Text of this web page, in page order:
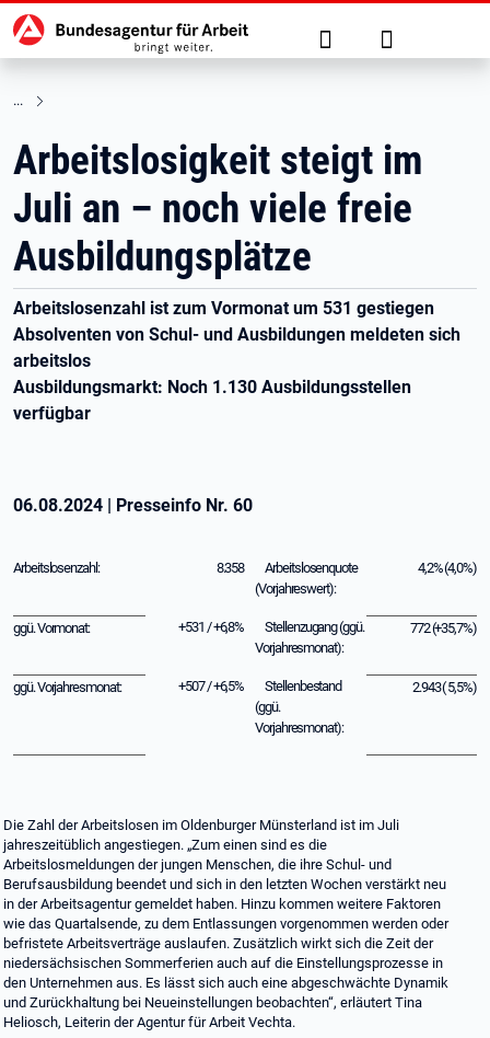
zu den Hauptinhalten springen
Hauptnavigation Suche Anmelden
Arbeitslosigkeit steigt im
Juli an – noch viele freie
Ausbildungsplätze
Arbeitslosenzahl ist zum Vormonat um 531 gestiegen
Absolventen von Schul- und Ausbildungen meldeten sich
arbeitslos
Ausbildungsmarkt: Noch 1.130 Ausbildungsstellen
verfügbar
06.08.2024 | Presseinfo Nr. 60
Arbeitslosenzahl: 8.358
Arbeitslosenquote
(Vorjahreswert):
4,2% (4,0%)
ggü. Vormonat: +531 / +6,8%
Stellenzugang (ggü.
Vorjahresmonat):
772 (+35,7%)
ggü. Vorjahresmonat: +507 / +6,5%
Stellenbestand
(ggü.
Vorjahresmonat):
2.943 ( 5,5%)
Die Zahl der Arbeitslosen im Oldenburger Münsterland ist im Juli
jahreszeitüblich angestiegen. „Zum einen sind es die
Arbeitslosmeldungen der jungen Menschen, die ihre Schul- und
Berufsausbildung beendet und sich in den letzten Wochen verstärkt neu
in der Arbeitsagentur gemeldet haben. Hinzu kommen weitere Faktoren
wie das Quartalsende, zu dem Entlassungen vorgenommen werden oder
befristete Arbeitsverträge auslaufen. Zusätzlich wirkt sich die Zeit der
niedersächsischen Sommerferien auch auf die Einstellungsprozesse in
den Unternehmen aus. Es lässt sich auch eine abgeschwächte Dynamik
und Zurückhaltung bei Neueinstellungen beobachten“, erläutert Tina
Heliosch, Leiterin der Agentur für Arbeit Vechta.